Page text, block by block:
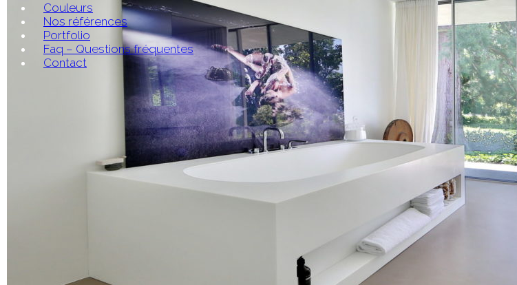
Couleurs
Nos références
Portfolio
Faq – Questions fréquentes
Contact